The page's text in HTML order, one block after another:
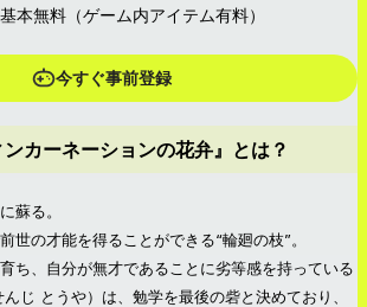
本無料（ゲーム内アイテム有料）
今すぐ事前登録
カーネーションの花弁』とは？
蘇る。
世の才能を得ることができる“輪廻の枝”。
ち、自分が無才であることに劣等感を持っている
じ とうや）は、勉学を最後の砦と決めており、